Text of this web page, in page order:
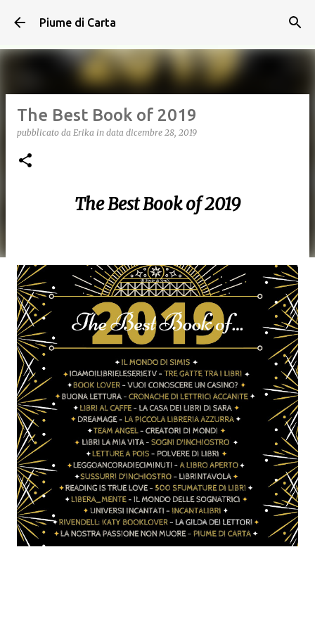
Passa ai contenuti principali
Piume di Carta
The Best Book of 2019
pubblicato da Erika in data dicembre 28, 2019
The Best Book of 2019